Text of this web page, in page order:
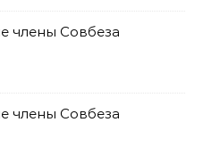
члены Совбеза
члены Совбеза